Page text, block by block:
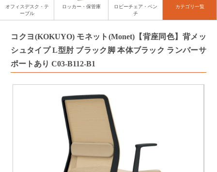
オフィスデスク・テ
ーブル
ロッカー・保管庫
ロビーチェア・ベン
チ
カテゴリ一覧
コクヨ(KOKUYO) モネット(Monet)【背座同色】背メッ
シュタイプ L型肘 ブラック脚 本体ブラック ランバーサ
ポートあり C03-B112-B1